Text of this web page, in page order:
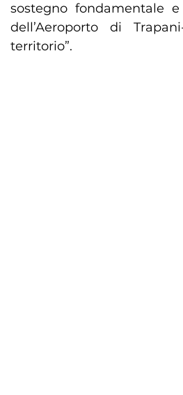
sostegno fondamentale
dell’Aeroporto di
territorio”.